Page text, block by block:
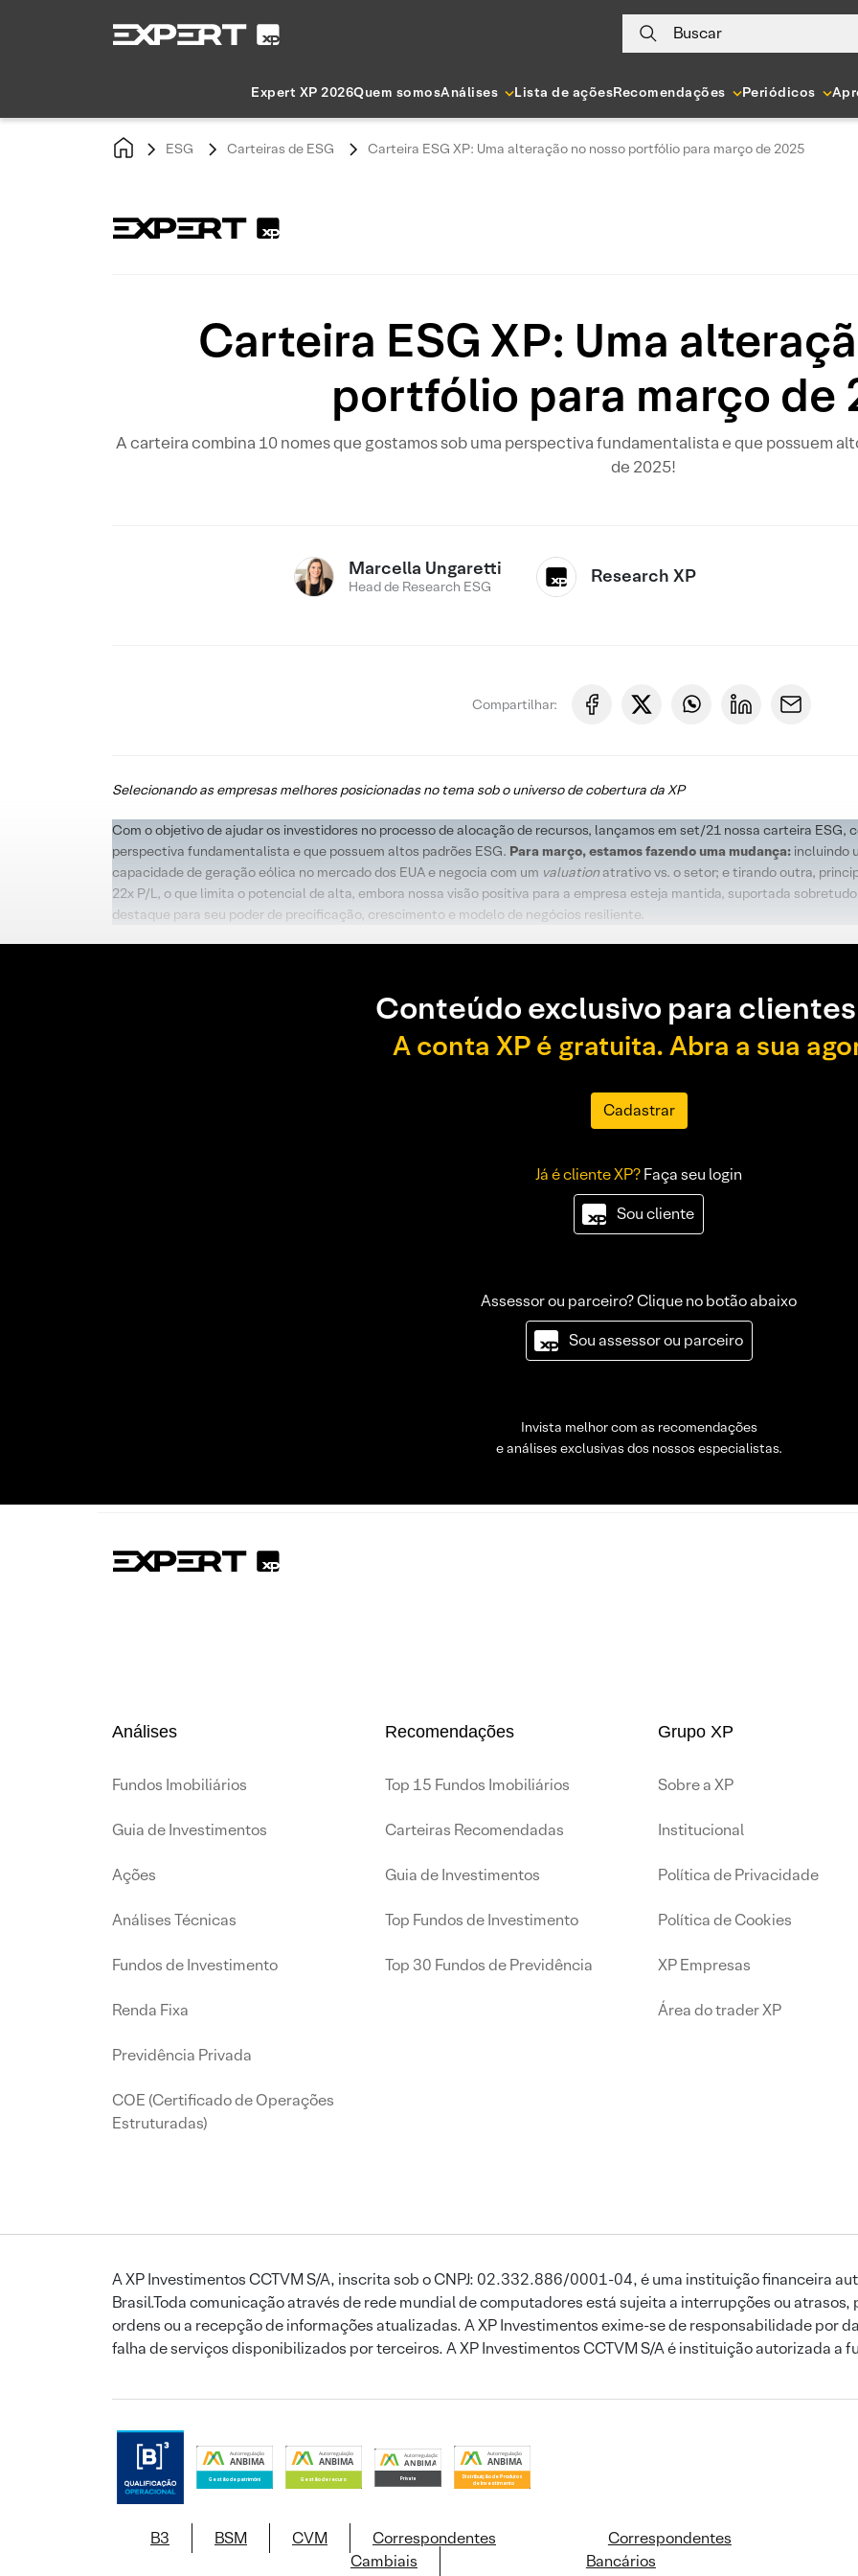
Buscar
Expert XP 2026Quem somosAnálises Lista de açõesRecomendações Periódicos
ESG Carteiras de ESG Carteira ESG XP: Uma alteração no nosso portfólio para março de 2025
Carteira ESG XP: Uma
portfólio para março de
A carteira combina 10 nomes que gostamos sob uma perspectiva fundamentalista e que possuem
de 2025!
Marcella Ungaretti
Head de Research ESG Research XP
Compartilhar:
Selecionando as empresas melhores posicionadas no tema sob o universo de cobertura da XP
Com o objetivo de ajudar os investidores no processo de alocação de recursos, lançamos em set/21 nossa carteira ESG,
perspectiva fundamentalista e que possuem altos padrões ESG. Para março, estamos fazendo uma mudança: incluindo
capacidade de geração eólica no mercado dos EUA e negocia com um valuation atrativo vs. o setor; e tirando outra,
22x P/L, o que limita o potencial de alta, embora nossa visão positiva para a empresa esteja mantida, suportada
destaque para seu poder de precificação, crescimento e modelo de negócios resiliente.
Conteúdo exclusivo para
A conta XP é gratuita. Abra a sua
Cadastrar
Já é cliente XP?Faça seu login
Sou cliente
Assessor ou parceiro? Clique no botão abaixo
Sou assessor ou parceiro
Invista melhor com as recomendações
e análises exclusivas dos nossos especialistas.
Análises
Fundos Imobiliários
Guia de Investimentos
Ações
Análises Técnicas
Fundos de Investimento
Renda Fixa
Previdência Privada
COE (Certificado de Operações
Estruturadas)
Recomendações
Top 15 Fundos Imobiliários
Carteiras Recomendadas
Guia de Investimentos
Top Fundos de Investimento
Top 30 Fundos de Previdência
Grupo XP
Sobre a XP
Institucional
Política de Privacidade
Política de Cookies
XP Empresas
Área do trader XP
A XP Investimentos CCTVM S/A, inscrita sob o CNPJ: 02.332.886/0001-04, é uma instituição financeira
Brasil.Toda comunicação através de rede mundial de computadores está sujeita a interrupções ou
ordens ou a recepção de informações atualizadas. A XP Investimentos exime-se de responsabilidade por
falha de serviços disponibilizados por terceiros. A XP Investimentos CCTVM S/A é instituição autorizada a
B3 BSM CVM
Correspondentes
Cambiais
Correspondentes
Bancários